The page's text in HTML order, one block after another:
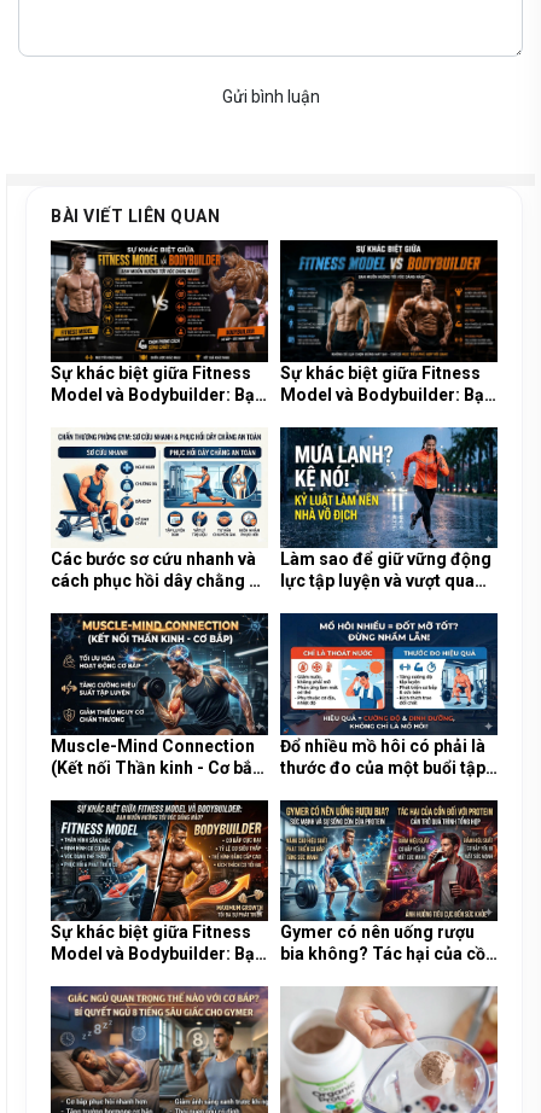
Gửi bình luận
BÀI VIẾT LIÊN QUAN
Sự khác biệt giữa Fitness
Model và Bodybuilder: Bạn
nào?
Sự khác biệt giữa Fitness
Model và Bodybuilder: Bạn
nào?
Các bước sơ cứu nhanh và
cách phục hồi dây chằng an
phòng Gym
Làm sao để giữ vững động
lực tập luyện và vượt qua
ngày mưa lạnh?
Muscle-Mind Connection
(Kết nối Thần kinh - Cơ bắp)
quan trọng?
Đổ nhiều mồ hôi có phải là
thước đo của một buổi tập
mỡ?
Sự khác biệt giữa Fitness
Model và Bodybuilder: Bạn
nào?
Gymer có nên uống rượu
bia không? Tác hại của cồn
Protein